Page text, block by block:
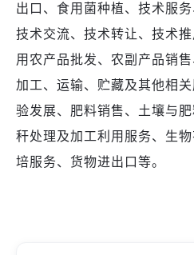
出口、食用菌种植、技术服
技术交流、技术转让、技术
用农产品批发、农副产品销
加工、运输、贮藏及其他相
验发展、肥料销售、土壤与
秆处理及加工利用服务、生
培服务、货物进出口等。